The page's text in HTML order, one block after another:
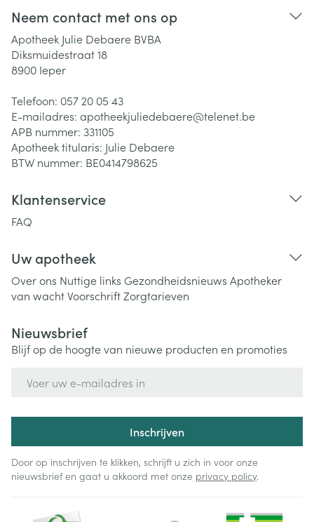
Neem contact met ons op
Apotheek Julie Debaere BVBA
Diksmuidestraat 18
8900 Ieper
Telefoon: 057 20 05 43
E-mailadres: apotheekjuliedebaere@telenet.be
APB nummer: 331105
Apotheek titularis: Julie Debaere
BTW nummer: BE0414798625
Klantenservice
FAQ
Uw apotheek
Over ons Nuttige links Gezondheidsnieuws Apotheker
van wachtVoorschriftZorgtarieven
Nieuwsbrief
Blijf op de hoogte van nieuwe producten en promoties
Inschrijven
Door op inschrijven te klikken, schrijft u zich in voor onze
nieuwsbrief en gaat u akkoord met onze privacy policy.